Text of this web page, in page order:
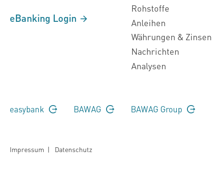
eBanking Login
Rohstoffe
Anleihen
Währungen & Zinsen
Nachrichten
Analysen
easybank BAWAG BAWAG Group
Impressum | Datenschutz